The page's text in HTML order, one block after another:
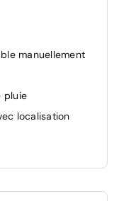
manuellement
pluie
localisation
AV et AR)